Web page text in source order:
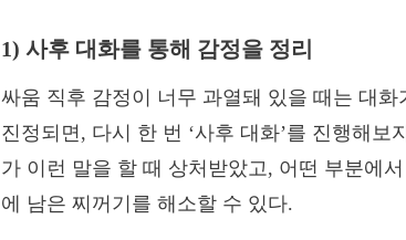
1) 사후 대화를 통해 감정을 정리
싸움 직후 감정이 너무 과열돼 있을 때는 대
진정되면, 다시 한 번 ‘사후 대화’를 진행해보
가 이런 말을 할 때 상처받았고, 어떤 부분에
에 남은 찌꺼기를 해소할 수 있다.